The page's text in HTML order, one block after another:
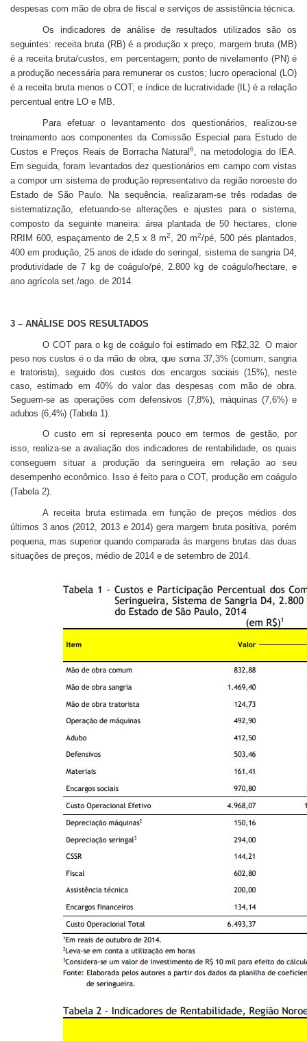
despesas com mão de obra de fiscal e serviços de assistência técnica.
Os indicadores de análise de resultados utilizados são os
seguintes: receita bruta (RB) é a produção x preço; margem bruta (MB)
é a receita bruta/custos, em percentagem; ponto de nivelamento (PN) é
a produção necessária para remunerar os custos; lucro operacional (LO)
é a receita bruta menos o COT; e índice de lucratividade (IL) é a relação
percentual entre LO e MB.
Para efetuar o levantamento dos questionários, realizou-se
treinamento aos componentes da Comissão Especial para Estudo de
Custos e Preços Reais de Borracha Natural 6
, na metodologia do IEA.
Em seguida, foram levantados dez questionários em campo com vistas
a compor um sistema de produção representativo da região noroeste do
Estado de São Paulo. Na sequência, realizaram-se três rodadas de
sistematização, efetuando-se alterações e ajustes para o sistema,
composto da seguinte maneira: área plantada de 50 hectares, clone
RRIM 600, espaçamento de 2,5 x 8 m2 , 20 m2/pé, 500 pés plantados,
400 em produção, 25 anos de idade do seringal, sistema de sangria D4,
produtividade de 7 kg de coágulo/pé, 2.800 kg de coágulo/hectare, e
ano agrícola set./ago. de 2014.
3 – ANÁLISE DOS RESULTADOS
O COT para o kg de coágulo foi estimado em R$2,32. O maior
peso nos custos é o da mão de obra, que soma 37,3% (comum, sangria
e tratorista), seguido dos custos dos encargos sociais (15%),neste
caso, estimado em 40% do valor das despesas com mão de obra.
Seguem-se as operações com defensivos (7,8%), máquinas (7,6%) e
adubos (6,4%) (Tabela 1).
O custo em si representa pouco em termos de gestão, por
isso, realiza-se a avaliação dos indicadores de rentabilidade, os quais
conseguem situar a produção da seringueira em relação ao seu
desempenho econômico. Isso é feito para o COT, produção em coágulo
(Tabela 2).
A receita bruta estimada em função de preços médios dos
últimos 3 anos (2012, 2013 e 2014) gera margem bruta positiva, porém
pequena, mas superior quando comparada às margens brutas das duas
situações de preços, médio de 2014 e de setembro de 2014.